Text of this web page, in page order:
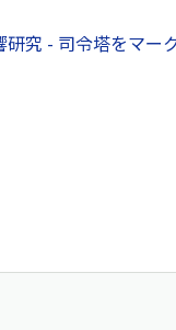
研究 - 司令塔をマー